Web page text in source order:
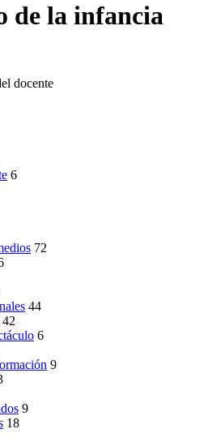
de la infancia
docente
6
72
44
42
6
9
9
18